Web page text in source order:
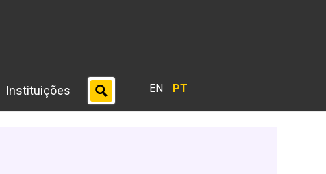
Instituições EN PT